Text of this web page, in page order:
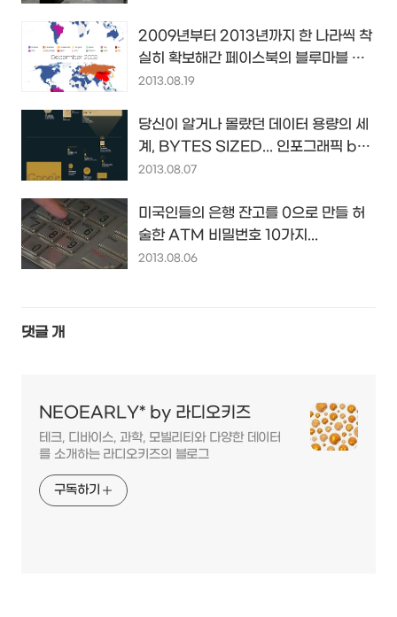
2009년부터 2013년까지 한 나라씩 착
실히 확보해간 페이스북의 블루마블 역
사...
2013.08.19
당신이 알거나 몰랐던 데이터 용량의 세
계, BYTES SIZED... 인포그래픽 by
BBC
2013.08.07
미국인들의 은행 잔고를 0으로 만들 허
술한 ATM 비밀번호 10가지...
2013.08.06
댓글 개
NEOEARLY* by 라디오키즈
테크, 디바이스, 과학, 모빌리티와 다양한 데이터
를 소개하는 라디오키즈의 블로그
구독하기